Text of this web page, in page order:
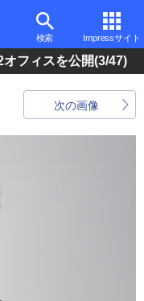
検索 Impressサイト
フィスを公開(3/47)
次の画像